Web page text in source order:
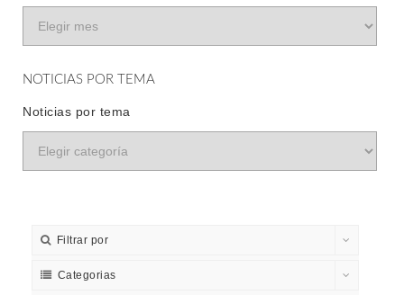
NOTICIAS POR TEMA
Noticias por tema
Filtrar por
Categorias